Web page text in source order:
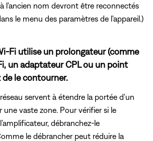
l'ancien nom devront être reconnectés
le menu des paramètres de l'appareil.)
Fi utilise un prolongateur (comme
un adaptateur CPL ou un point
de le contourner.
servent à étendre la portée d'un
une vaste zone. Pour vérifier si le
débranchez-le
le débrancher peut réduire la